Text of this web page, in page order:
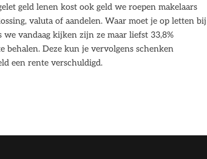
geld lenen kost ook geld we roepen makelaars
valuta of aandelen. Waar moet je op letten bij
vandaag kijken zijn ze maar liefst 33,8%
behalen. Deze kun je vervolgens schenken
een rente verschuldigd.